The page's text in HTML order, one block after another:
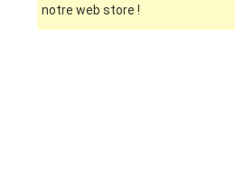
notre web store !